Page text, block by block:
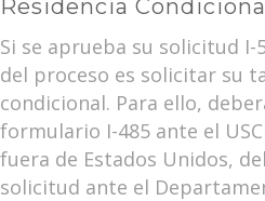
Residencia
Si se aprueba su solicitud I-
del proceso es solicitar su
condicional. Para ello,
formulario I-485 ante el
fuera de Estados Unidos,
solicitud ante el